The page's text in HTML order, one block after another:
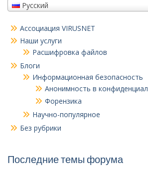
Русский
Ассоциация VIRUSNET
Наши услуги
Расшифровка файлов
Блоги
Информационная безопасность
Анонимность в
Форензика
Научно-популярное
Без рубрики
Последние темы форума